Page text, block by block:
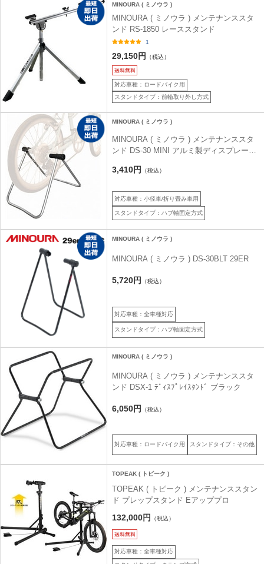
MINOURA ( ミノウラ )
MINOURA ( ミノウラ ) メンテナンススタ
ンド RS-1850 レーススタンド
1
29,150円 （税込）
対応車種：ロードバイク用
スタンドタイプ：前輪取り外し方式
MINOURA ( ミノウラ )
MINOURA ( ミノウラ ) メンテナンススタ
ンド DS-30 MINI アルミ製ディスプレース
3,410円 （税込）
対応車種：小径車/折り畳み車用
スタンドタイプ：ハブ軸固定方式
MINOURA ( ミノウラ )
MINOURA ( ミノウラ ) DS-30BLT 29ER
5,720円 （税込）
対応車種：全車種対応
スタンドタイプ：ハブ軸固定方式
MINOURA ( ミノウラ )
MINOURA ( ミノウラ ) メンテナンススタ
ンド DSX-1 ﾃﾞｨｽﾌﾟﾚｲｽﾀﾝﾄﾞ ブラック
6,050円 （税込）
対応車種：ロードバイク用 スタンドタイプ：その他
TOPEAK ( トピーク )
TOPEAK ( トピーク ) メンテナンススタン
ド プレップスタンド Eアッププロ
132,000円 （税込）
対応車種：全車種対応